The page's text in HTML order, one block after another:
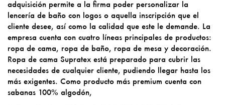
adquisición permite a la firma poder personalizar la
lencería de baño con logos o aquella inscripción que el
cliente desee, así como la calidad que este le demande. La
empresa cuenta con cuatro líneas principales de productos:
ropa de cama, ropa de baño, ropa de mesa y decoración.
Ropa de cama Supratex está preparado para cubrir las
necesidades de cualquier cliente, pudiendo llegar hasta los
más exigentes. Como producto más premium cuenta con
sabanas 100% algodón,